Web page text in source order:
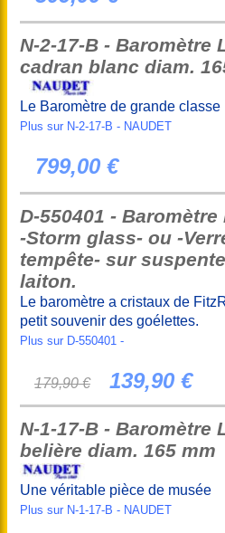
N-2-17-B - Baromètre
cadran blanc diam.
Le Baromètre de grande classe
Plus sur N-2-17-B - NAUDET
799,00 €
D-550401 - Baromètre
-Storm glass- ou -
tempête- sur suspente
laiton.
Le baromètre a cristaux de
petit souvenir des goélettes.
Plus sur D-550401 -
179,90 € 139,90 €
N-1-17-B - Baromètre
belière diam. 165 mm
Une véritable pièce de musée
Plus sur N-1-17-B - NAUDET